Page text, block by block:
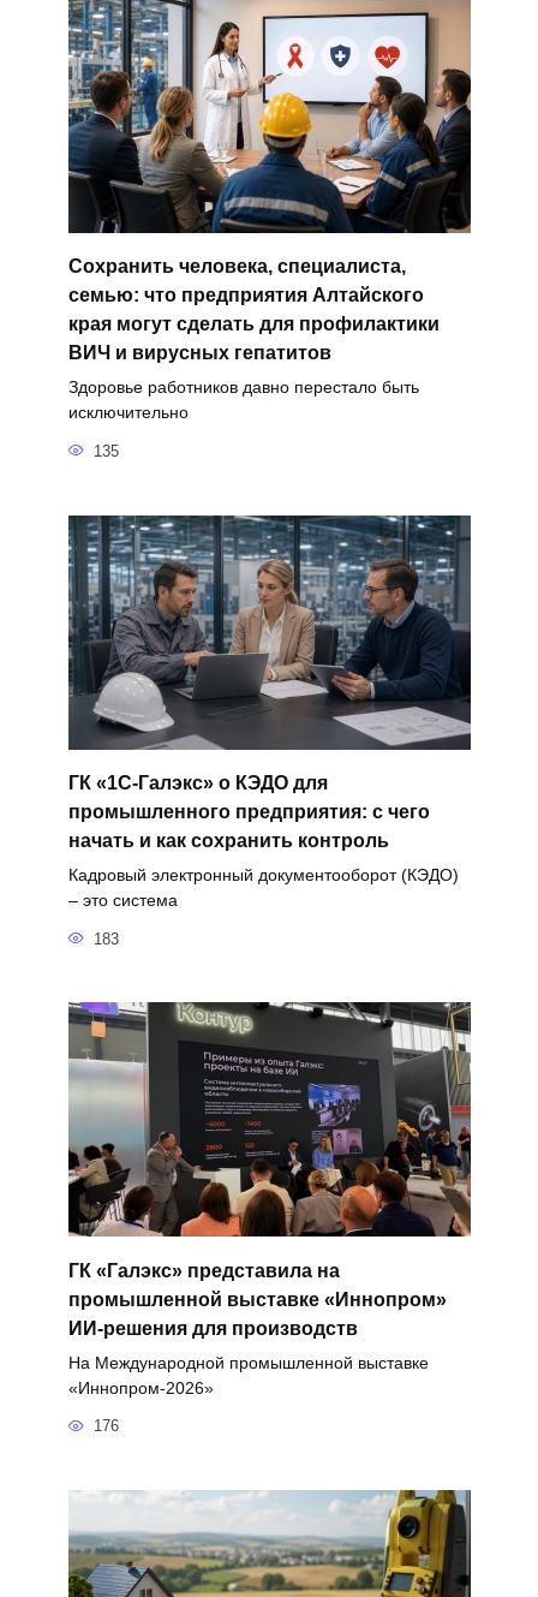
Сохранить человека, специалиста,
семью: что предприятия Алтайского
края могут сделать для профилактики
ВИЧ и вирусных гепатитов
Здоровье работников давно перестало быть
исключительно
135
ГК «1С-Галэкс» о КЭДО для
промышленного предприятия: с чего
начать и как сохранить контроль
Кадровый электронный документооборот (КЭДО)
– это система
183
ГК «Галэкс» представила на
промышленной выставке «Иннопром»
ИИ-решения для производств
На Международной промышленной выставке
«Иннопром-2026»
176